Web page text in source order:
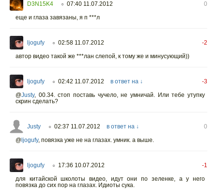
D3N15K4 ○ 07:40 11.07.2012
0
еще и глаза завязаны, я п ***л
ljogufy ○ 02:58 11.07.2012
-2
автор видео такой же ***лан слепой, к тому же и минусующий))
ljogufy ○ 02:42 11.07.2012 в ответ на ↓
-3
@Justy, 00.34. стоп поставь чучело, не умничай. Или тебе утупку
скрин сделать?
Justy ○ 02:37 11.07.2012 в ответ на ↓
0
@ ljogufy, повязка уже не на глазах. умник. а выше.
ljogufy ○ 17:36 10.07.2012
-1
для китайской школоты видео, идут они по зеленке, а у него
повязка до сих пор на глазах. Идиоты сука.